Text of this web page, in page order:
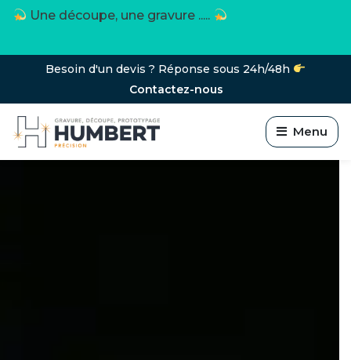
Une découpe, une gravure .....
Besoin d'un devis ? Réponse sous 24h/48h
Contactez-nous
Menu